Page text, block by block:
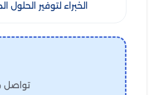
الخبراء لتوفير الحلول
تواصل